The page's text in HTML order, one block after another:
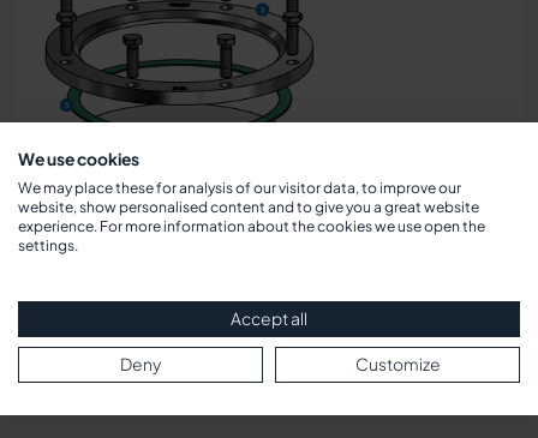
We use cookies
We may place these for analysis of our visitor data, to improve our
website, show personalised content and to give you a great website
experience. For more information about the cookies we use open the
settings.
Accept all
Deny Customize